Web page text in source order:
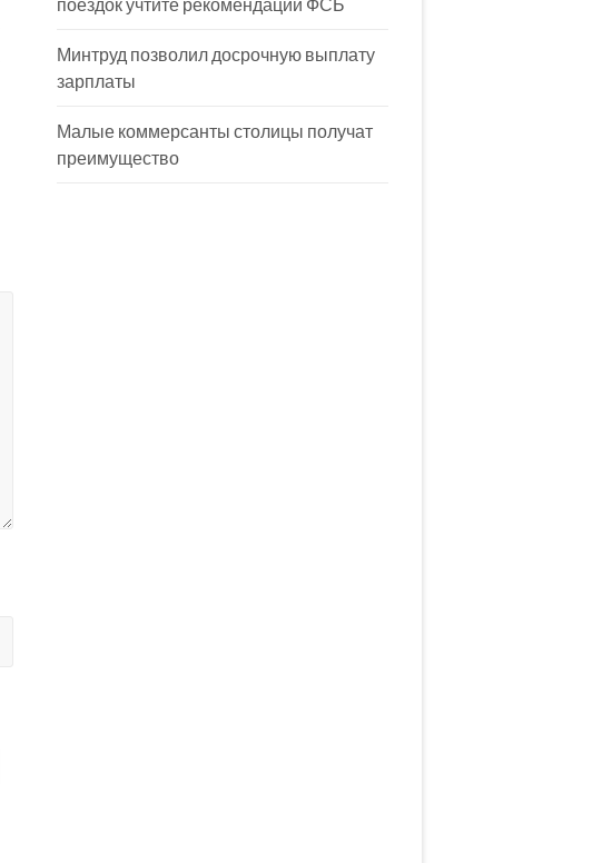
поездок учтите рекомендации ФСБ
Минтруд позволил досрочную выплату
зарплаты
Малые коммерсанты столицы получат
преимущество